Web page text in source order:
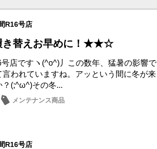
R16号店
替えお早めに！★★☆
店ですヽ(^o^)丿この数年、猛暑の影響で
われていますね。アッという間に冬が来
？(;^ω^)その冬...
メンテナンス商品
R16号店